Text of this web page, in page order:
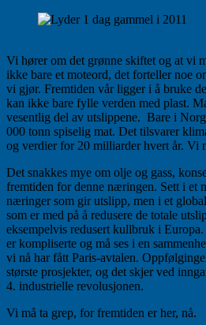
Vi hører om det grønne skiftet og at vi
ikke bare et moteord, det forteller noe
vi gjør. Fremtiden vår ligger i å bruke
kan ikke bare fylle verden med plast.
vesentlig del av utslippene. Bare i
000 tonn spiselig mat. Det tilsvarer
og verdier for 20 milliarder hvert år. Vi
Det snakkes mye om olje og gass,
fremtiden for denne næringen. Sett i et
næringer som gir utslipp, men i et
som er med på å redusere de totale
eksempelvis redusert kullbruk i
er kompliserte og må ses i en
vi nå har fått Paris-avtalen.
største prosjekter, og det skjer ved
4. industrielle revolusjonen.
Vi må ta grep, for fremtiden er her, nå.